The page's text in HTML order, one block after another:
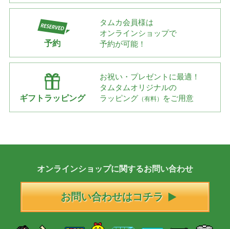
予約
タムカ会員様は
オンラインショップで
予約が可能！
ギフトラッピング
お祝い・プレゼントに最適！
タムタムオリジナルの
ラッピング （有料） をご用意
オンラインショップに関するお問い合わせ
お問い合わせはコチラ